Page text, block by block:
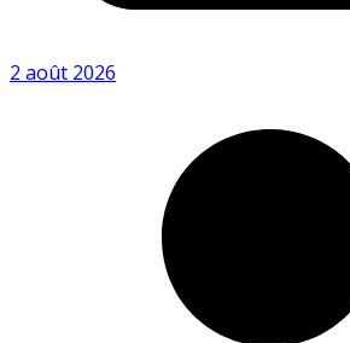
2 août 2026